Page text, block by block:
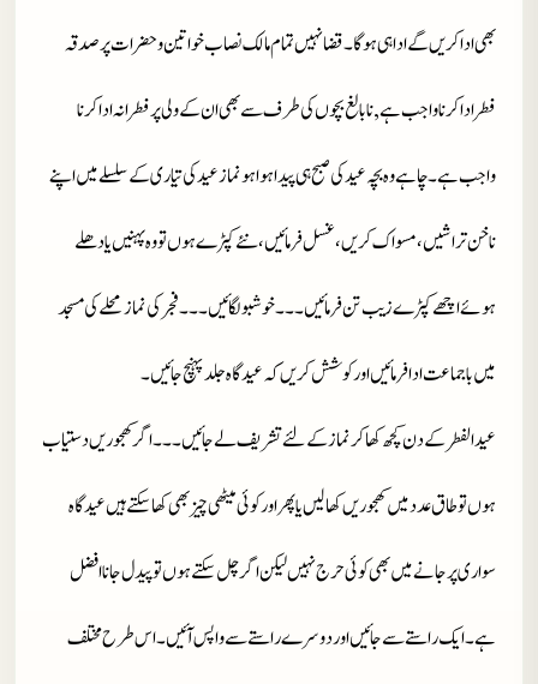
بھی ادا کریں گے ادا ہی ہو گا ۔ قضا نہیں تمام مالک نصاب خواتین وحضرات پر صدقہ
فطرادا کرنا واجب ہے,نابالغ بچوں کی طرف سے بھی ان کے ولی پر فطرانہ ادا کرنا
واجب ہے۔ چاہے وہ بچہ عید کی صبح ہی پیدا ہوا ہو نماز عید کی تیاری کے سلسلے میں اپنے
ناخن تراشیں، مسواک کریں، غسل فرمائیں، نئے کپڑے ہوں تو وہ پہنیں یا دھلے
ہوئے اچھے کپڑے زیب تن فرمائیں۔۔۔ خوشبو لگائیں۔۔۔ فجر کی نماز محلے کی مسجد
میں با جماعت ادا فرمائیں اور کوشش کریں کہ عید گاہ جلد پہنچ جائیں۔
عیدالفطر کے دن کچھ کھا کر نماز کے لئے تشریف لے جائیں۔۔۔ اگر کھجوریں دستیاب
ہوں تو طاق عدد میں کھجوریں کھا لیں یا پھر اور کوئی میٹھی چیز بھی کھا سکتے ہیں عید گاہ
سواری پر جانے میں بھی کوئی حرج نہیں لیکن اگر چل سکتے ہوں تو پیدل جانا افضل
ہے۔ ایک راستے سے جائیں اور دوسرے راستے سے واپس آئیں۔ اس طرح مختلف